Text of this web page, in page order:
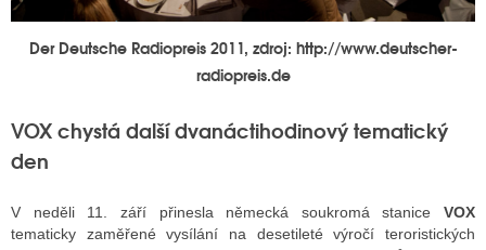
Der Deutsche Radiopreis 2011, zdroj: http://www.deutscher-
radiopreis.de
VOX chystá další dvanáctihodinový tematický
den
V neděli 11. září přinesla německá soukromá stanice VOX
tematicky zaměřené vysílání na desetileté výročí teroristických